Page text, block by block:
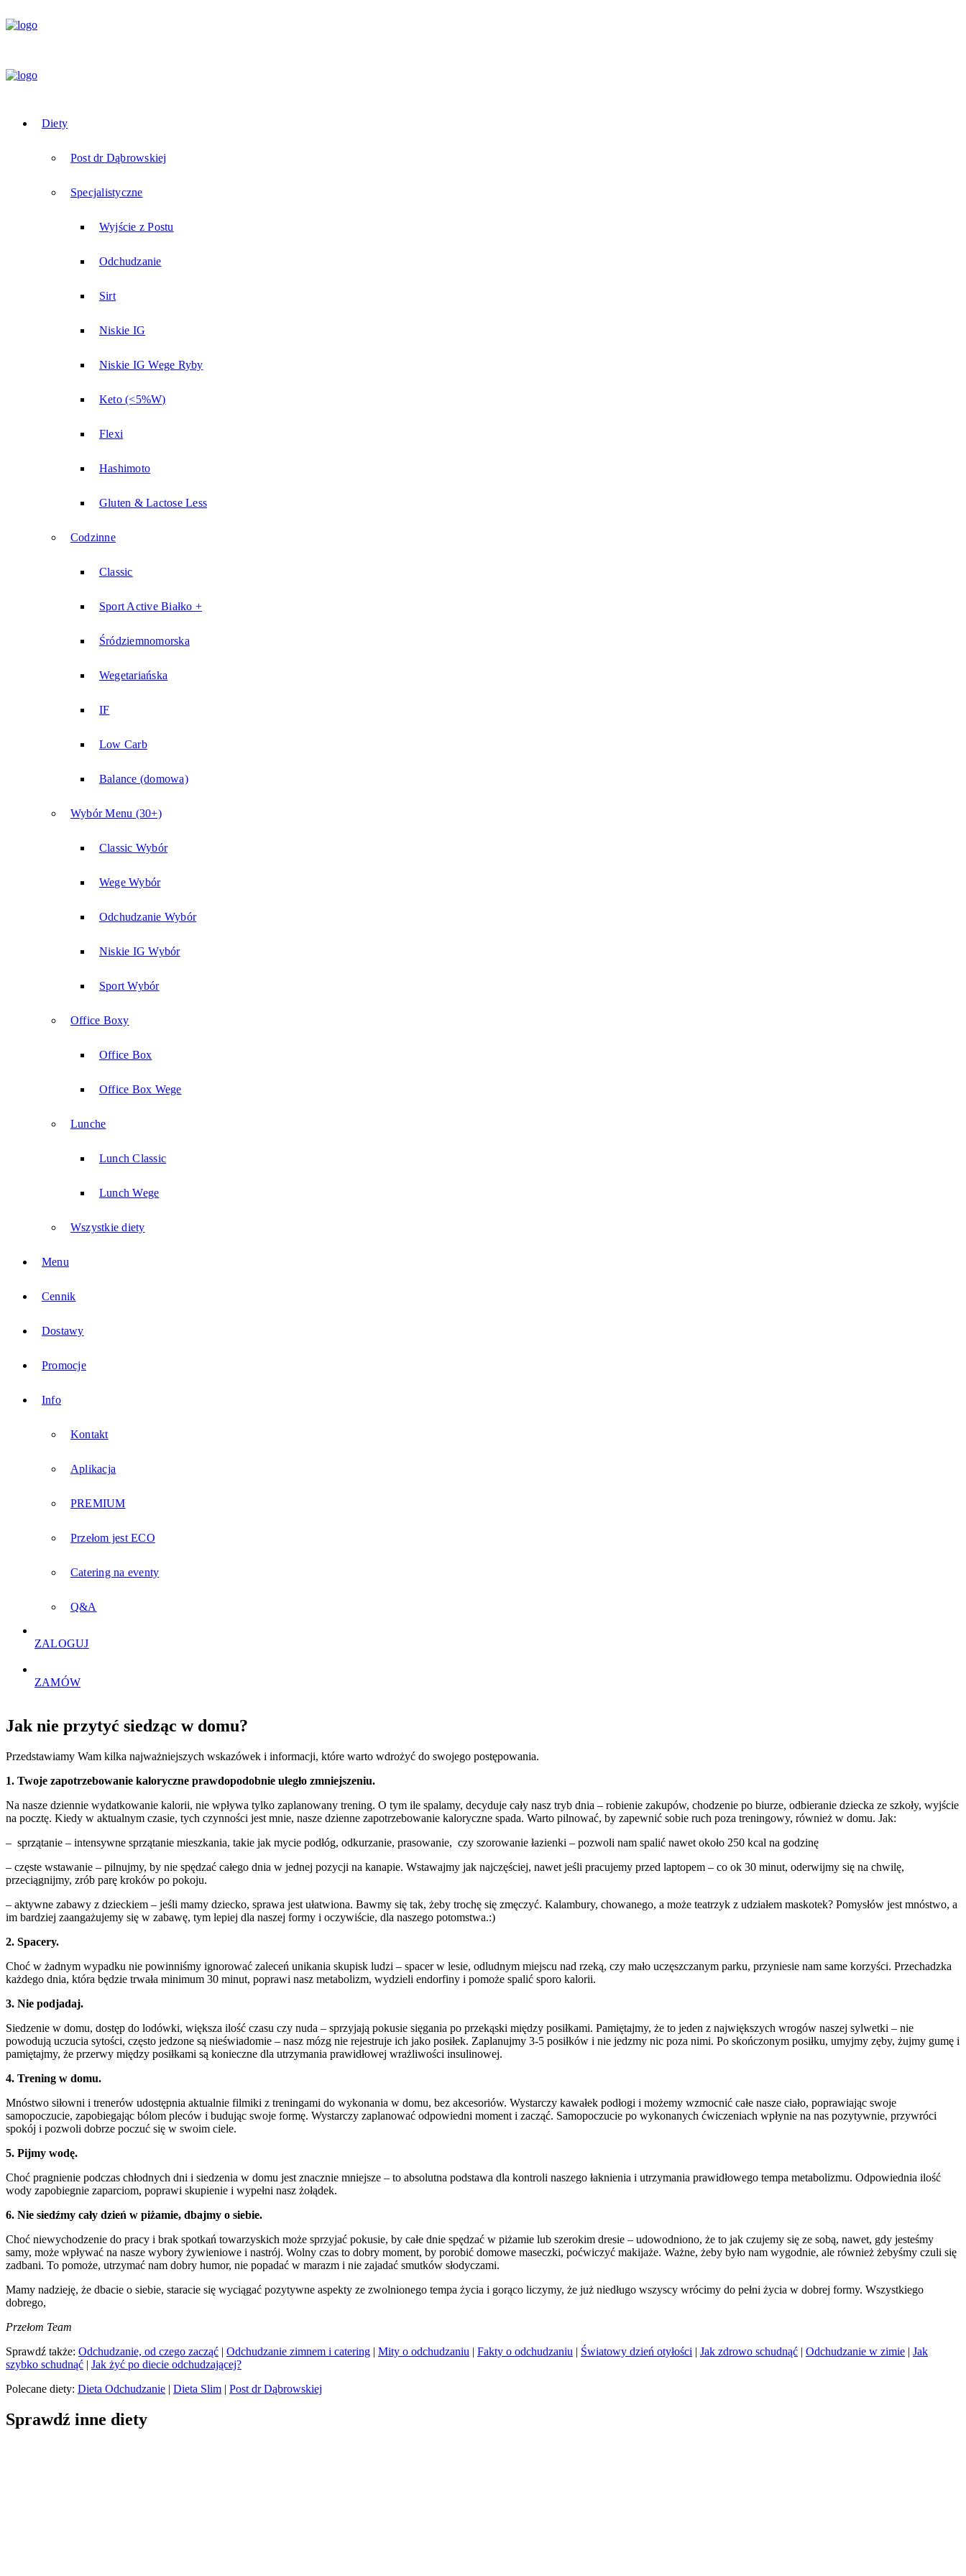
Diety
Post dr Dąbrowskiej
Specjalistyczne
Wyjście z Postu
Odchudzanie
Sirt
Niskie IG
Niskie IG Wege Ryby
Keto (<5%W)
Flexi
Hashimoto
Gluten & Lactose Less
Codzinne
Classic
Sport Active Białko +
Śródziemnomorska
Wegetariańska
IF
Low Carb
Balance (domowa)
Wybór Menu (30+)
Classic Wybór
Wege Wybór
Odchudzanie Wybór
Niskie IG Wybór
Sport Wybór
Office Boxy
Office Box
Office Box Wege
Lunche
Lunch Classic
Lunch Wege
Wszystkie diety
Menu
Cennik
Dostawy
Promocje
Info
Kontakt
Aplikacja
PREMIUM
Przełom jest ECO
Catering na eventy
Q&A
ZALOGUJ
ZAMÓW
Jak nie przytyć siedząc w domu?
Przedstawiamy Wam kilka najważniejszych wskazówek i informacji, które warto wdrożyć do swojego postępowania.
1. Twoje zapotrzebowanie kaloryczne prawdopodobnie uległo zmniejszeniu.
Na nasze dziennie wydatkowanie kalorii, nie wpływa tylko zaplanowany trening. O tym ile spalamy, decyduje cały nasz tryb dnia – robienie zakupów, chodzenie po biurze, odbieranie dziecka ze szkoły, wyjście
na pocztę. Kiedy w aktualnym czasie, tych czynności jest mnie, nasze dzienne zapotrzebowanie kaloryczne spada. Warto pilnować, by zapewnić sobie ruch poza treningowy, również w domu. Jak:
– sprzątanie – intensywne sprzątanie mieszkania, takie jak mycie podłóg, odkurzanie, prasowanie, czy szorowanie łazienki – pozwoli nam spalić nawet około 250 kcal na godzinę
– częste wstawanie – pilnujmy, by nie spędzać całego dnia w jednej pozycji na kanapie. Wstawajmy jak najczęściej, nawet jeśli pracujemy przed laptopem – co ok 30 minut, oderwijmy się na chwilę,
przeciągnijmy, zrób parę kroków po pokoju.
– aktywne zabawy z dzieckiem – jeśli mamy dziecko, sprawa jest ułatwiona. Bawmy się tak, żeby trochę się zmęczyć. Kalambury, chowanego, a może teatrzyk z udziałem maskotek? Pomysłów jest mnóstwo, a
im bardziej zaangażujemy się w zabawę, tym lepiej dla naszej formy i oczywiście, dla naszego potomstwa.:)
2. Spacery.
Choć w żadnym wypadku nie powinniśmy ignorować zaleceń unikania skupisk ludzi – spacer w lesie, odludnym miejscu nad rzeką, czy mało uczęszczanym parku, przyniesie nam same korzyści. Przechadzka
każdego dnia, która będzie trwała minimum 30 minut, poprawi nasz metabolizm, wydzieli endorfiny i pomoże spalić sporo kalorii.
3. Nie podjadaj.
Siedzenie w domu, dostęp do lodówki, większa ilość czasu czy nuda – sprzyjają pokusie sięgania po przekąski między posiłkami. Pamiętajmy, że to jeden z największych wrogów naszej sylwetki – nie
powodują uczucia sytości, często jedzone są nieświadomie – nasz mózg nie rejestruje ich jako posiłek. Zaplanujmy 3-5 posiłków i nie jedzmy nic poza nimi. Po skończonym posiłku, umyjmy zęby, żujmy gumę i
pamiętajmy, że przerwy między posiłkami są konieczne dla utrzymania prawidłowej wrażliwości insulinowej.
4. Trening w domu.
Mnóstwo siłowni i trenerów udostępnia aktualnie filmiki z treningami do wykonania w domu, bez akcesoriów. Wystarczy kawałek podłogi i możemy wzmocnić całe nasze ciało, poprawiając swoje
samopoczucie, zapobiegając bólom pleców i budując swoje formę. Wystarczy zaplanować odpowiedni moment i zacząć. Samopoczucie po wykonanych ćwiczeniach wpłynie na nas pozytywnie, przywróci
spokój i pozwoli dobrze poczuć się w swoim ciele.
5. Pijmy wodę.
Choć pragnienie podczas chłodnych dni i siedzenia w domu jest znacznie mniejsze – to absolutna podstawa dla kontroli naszego łaknienia i utrzymania prawidłowego tempa metabolizmu. Odpowiednia ilość
wody zapobiegnie zaparciom, poprawi skupienie i wypełni nasz żołądek.
6. Nie siedźmy cały dzień w piżamie, dbajmy o siebie.
Choć niewychodzenie do pracy i brak spotkań towarzyskich może sprzyjać pokusie, by całe dnie spędzać w piżamie lub szerokim dresie – udowodniono, że to jak czujemy się ze sobą, nawet, gdy jesteśmy
samy, może wpływać na nasze wybory żywieniowe i nastrój. Wolny czas to dobry moment, by porobić domowe maseczki, poćwiczyć makijaże. Ważne, żeby było nam wygodnie, ale również żebyśmy czuli się
zadbani. To pomoże, utrzymać nam dobry humor, nie popadać w marazm i nie zajadać smutków słodyczami.
Mamy nadzieję, że dbacie o siebie, staracie się wyciągać pozytywne aspekty ze zwolnionego tempa życia i gorąco liczymy, że już niedługo wszyscy wrócimy do pełni życia w dobrej formy. Wszystkiego
dobrego,
Przełom Team
Sprawdź także: Odchudzanie, od czego zacząć | Odchudzanie zimnem i catering | Mity o odchudzaniu | Fakty o odchudzaniu | Światowy dzień otyłości | Jak zdrowo schudnąć | Odchudzanie w zimie | Jak
szybko schudnąć | Jak żyć po diecie odchudzającej?
Polecane diety: Dieta Odchudzanie | Dieta Slim | Post dr Dąbrowskiej
Sprawdź inne diety